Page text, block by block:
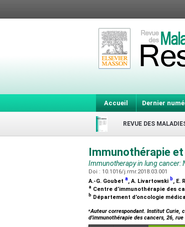
Accueil Dernier
REVUE DES
Immunothérapie
Immunotherapy in lung cancer:
Doi : 10.1016/j.rmr.2018.03.001
A.-G. Goubet a, A. Livartowski b, E.
a Centre d’immunothérapie des
b Département d’oncologie
⁎Auteur correspondant. Institut Curie,
d’immunothérapie des cancers, 26, rue